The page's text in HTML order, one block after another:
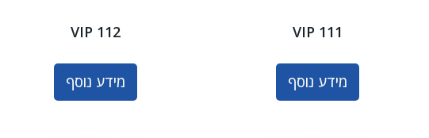
VIP 111
מידע נוסף
VIP 112
מידע נוסף